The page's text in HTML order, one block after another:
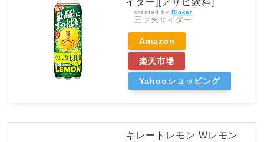
イダー][アサヒ飲料]
created by Rinker
三ツ矢サイダー
Amazon
楽天市場
Yahooショッピング
キレートレモン Wレモン